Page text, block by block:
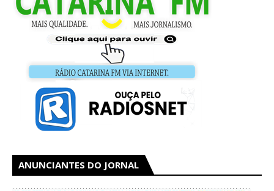
ANUNCIANTES DO JORNAL